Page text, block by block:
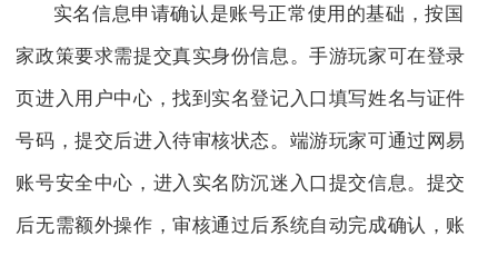
实名信息申请确认是账号正常使用的基础，按国
家政策要求需提交真实身份信息。手游玩家可在登录
页进入用户中心，找到实名登记入口填写姓名与证件
号码，提交后进入待审核状态。端游玩家可通过网易
账号安全中心，进入实名防沉迷入口提交信息。提交
后无需额外操作，审核通过后系统自动完成确认，账